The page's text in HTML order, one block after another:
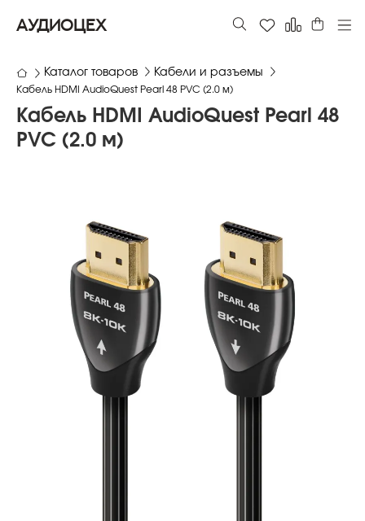
АУДИОЦЕХ
Каталог товаров Кабели и разъемы
Кабель HDMI AudioQuest Pearl 48 PVC (2.0 м)
Кабель HDMI AudioQuest Pearl 48
PVC (2.0 м)